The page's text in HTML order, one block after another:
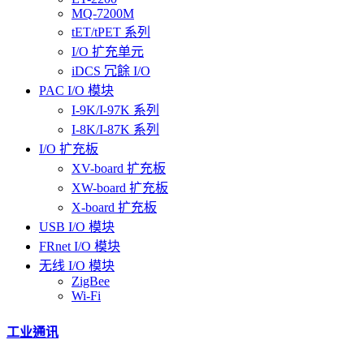
MQ-7200M
tET/tPET 系列
I/O 扩充单元
iDCS 冗餘 I/O
PAC I/O 模块
I-9K/I-97K 系列
I-8K/I-87K 系列
I/O 扩充板
XV-board 扩充板
XW-board 扩充板
X-board 扩充板
USB I/O 模块
FRnet I/O 模块
无线 I/O 模块
ZigBee
Wi-Fi
工业通讯